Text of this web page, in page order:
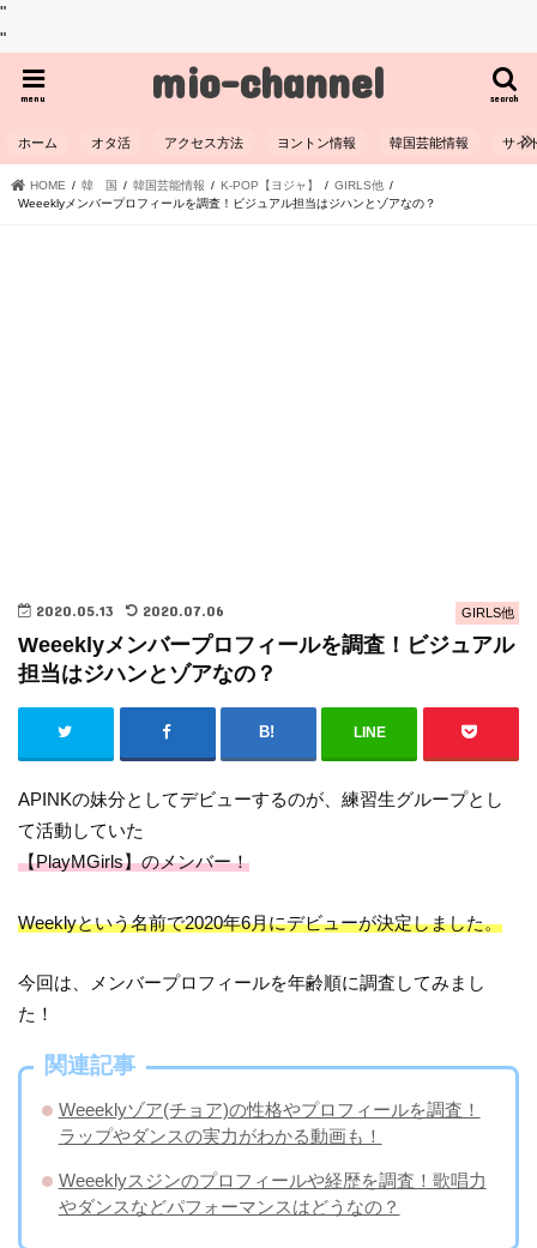
"
"
mio-channel search
menu
ホーム オタ活 アクセス方法 ヨントン情報 韓国芸能情報 サイ
HOME 韓 国 韓国芸能情報 K-POP【ヨジャ】
GIRLS他
Weeeklyメンバープロフィールを調査！ビジュアル担当はジハンとゾアなの？
GIRLS他
2020.05.13 2020.07.06
Weeeklyメンバープロフィールを調査！ビジュアル
担当はジハンとゾアなの？
LINE
APINKの妹分としてデビューするのが、練習生グループとし
て活動していた
【PlayMGirls】のメンバー！
Weeklyという名前で2020年6月にデビューが決定しました。
今回は、メンバープロフィールを年齢順に調査してみまし
た！
関連記事
Weeeklyゾア(チョア)の性格やプロフィールを調査！
ラップやダンスの実力がわかる動画も！
Weeeklyスジンのプロフィールや経歴を調査！歌唱力
やダンスなどパフォーマンスはどうなの？